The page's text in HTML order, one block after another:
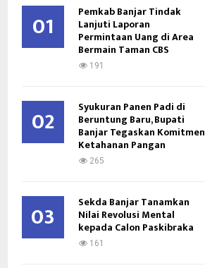
o
01 Pemkab Banjar Tindak
Lanjuti Laporan
Permintaan Uang di Area
Bermain Taman CBS
191
02 Syukuran Panen Padi di
Beruntung Baru, Bupati
Banjar Tegaskan Komitmen
Ketahanan Pangan
265
03 Sekda Banjar Tanamkan
Nilai Revolusi Mental
kepada Calon Paskibraka
161